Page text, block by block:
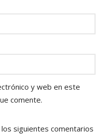
y web en este
comente.
siguientes comentarios